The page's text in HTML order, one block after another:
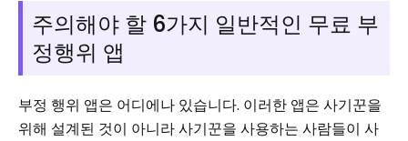
주의해야 할 6가지 일반적인 무료 부
정행위 앱
부정 행위 앱은 어디에나 있습니다. 이러한 앱은 사기꾼을
위해 설계된 것이 아니라 사기꾼을 사용하는 사람들이 사